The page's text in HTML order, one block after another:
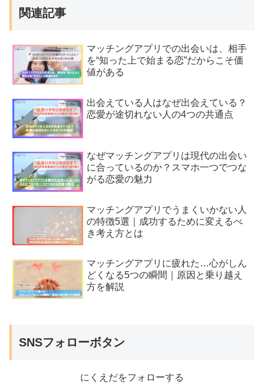
関連記事
マッチングアプリでの出会いは、相手
を“知った上で始まる恋”だからこそ価
値がある
出会えている人はなぜ出会えている？
恋愛が途切れない人の4つの共通点
なぜマッチングアプリは現代の出会い
に合っているのか？スマホ一つでつな
がる恋愛の魅力
マッチングアプリでうまくいかない人
の特徴5選｜成功するために変えるべ
き考え方とは
マッチングアプリに疲れた…心がしん
どくなる5つの瞬間｜原因と乗り越え
方を解説
SNSフォローボタン
にくえだをフォローする